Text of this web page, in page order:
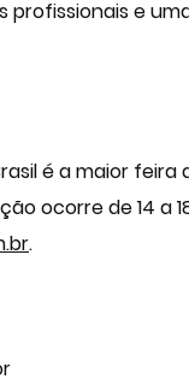
e
é a maior feira
ocorre de 14 a
.